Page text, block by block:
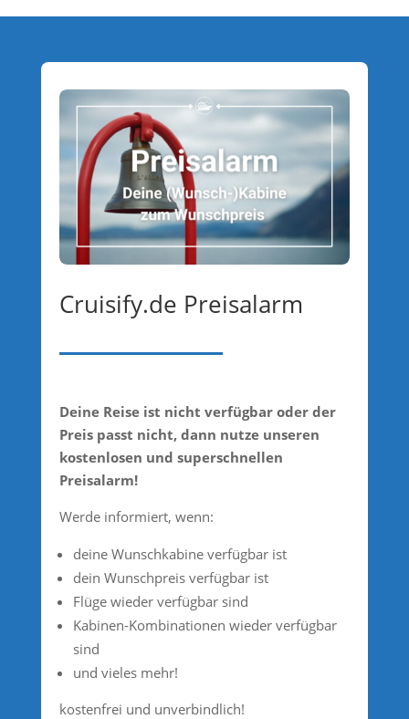
Cruisify.de Preisalarm
Deine Reise ist nicht verfügbar oder der
Preis passt nicht, dann nutze unseren
kostenlosen und superschnellen
Preisalarm!
Werde informiert, wenn:
deine Wunschkabine verfügbar ist
dein Wunschpreis verfügbar ist
Flüge wieder verfügbar sind
Kabinen-Kombinationen wieder verfügbar
sind
und vieles mehr!
kostenfrei und unverbindlich!